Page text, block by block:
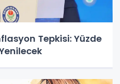
Tepkisi: Yüzde